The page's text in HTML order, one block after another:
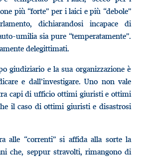
più “forte” per i laici e più “debole”
dichiarandosi incapace di
umilia sia pure “temperatamente”.
delegittimati.
giudiziario e la sua organizzazione è
e dall’investigare. Uno non vale
capi di ufficio ottimi giuristi e ottimi
il caso di ottimi giuristi e disastrosi
alle “correnti” si affida alla sorte la
che, seppur stravolti, rimangono di